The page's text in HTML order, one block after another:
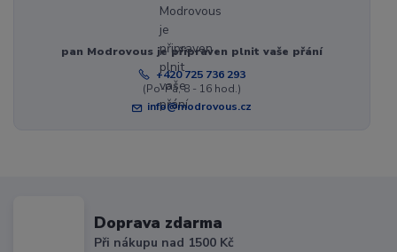
pan Modrovous je připraven plnit vaše přání
+420 725 736 293
(Po-Pá, 8 - 16 hod.)
info@modrovous.cz
Doprava zdarma
Při nákupu nad 1500 Kč